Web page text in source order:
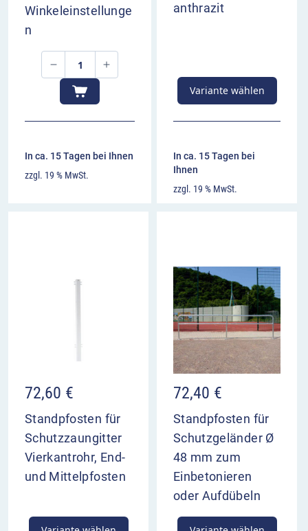
Winkeleinstellunge
n
In ca. 15 Tagen bei Ihnen
zzgl. 19 % MwSt.
anthrazit
Variante wählen
In ca. 15 Tagen bei
Ihnen
zzgl. 19 % MwSt.
72,60 €
Standpfosten für
Schutzzaungitter
Vierkantrohr, End-
und Mittelpfosten
72,40 €
Standpfosten für
Schutzgeländer Ø
48 mm zum
Einbetonieren
oder Aufdübeln